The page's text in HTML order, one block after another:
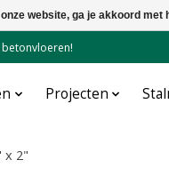
Projecten
x 2"
website, ga je akkoord